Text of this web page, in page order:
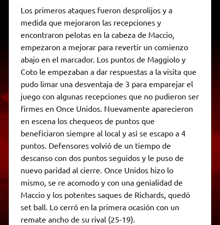
Los primeros ataques fueron desprolijos y a
medida que mejoraron las recepciones y
encontraron pelotas en la cabeza de Maccio,
empezaron a mejorar para revertir un comienzo
abajo en el marcador. Los puntos de Maggiolo y
Coto le empezaban a dar respuestas a la visita que
pudo limar una desventaja de 3 para emparejar el
juego con algunas recepciones que no pudieron ser
firmes en Once Unidos. Nuevamente aparecieron
en escena los chequeos de puntos que
beneficiaron siempre al local y así se escapo a 4
puntos. Defensores volvió de un tiempo de
descanso con dos puntos seguidos y le puso de
nuevo paridad al cierre. Once Unidos hizo lo
mismo, se re acomodo y con una genialidad de
Maccio y los potentes saques de Richards, quedó
set ball. Lo cerró en la primera ocasión con un
remate ancho de su rival (25-19).